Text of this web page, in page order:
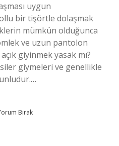
uygun
bir tişörtle dolaşmak
mümkün olduğunca
ve uzun pantolon
giyinmek yasak mı?
giymeleri ve genellikle
Bırak